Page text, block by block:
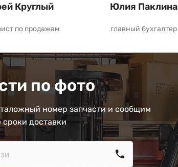
Круглый
по продажам
Юлия Паклина
главный бухгалтер
по фото
номер запчасти и сообщим
доставки
call